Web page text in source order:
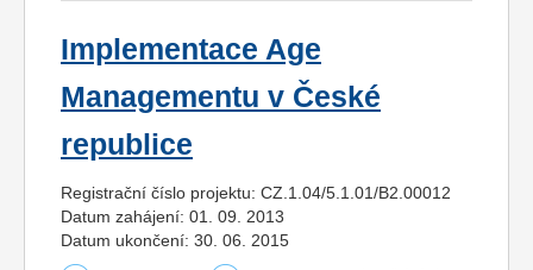
Implementace Age
Managementu v České
republice
Registrační číslo projektu: CZ.1.04/5.1.01/B2.00012
Datum zahájení: 01. 09. 2013
Datum ukončení: 30. 06. 2015